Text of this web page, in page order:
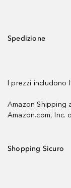
Spedizione
I prezzi includono
Amazon Shipping
Amazon.com, Inc.
Shopping Sicuro